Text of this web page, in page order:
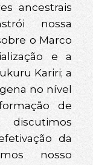
ancestrais
nossa
o Marco
e a
Kariri; a
no nível
de
da
nosso